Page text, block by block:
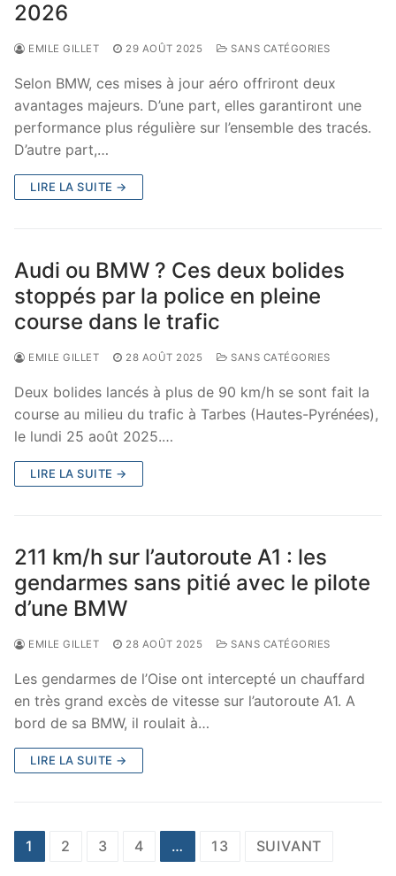
2026
EMILE GILLET 29 AOÛT 2025 SANS CATÉGORIES
Selon BMW, ces mises à jour aéro offriront deux
avantages majeurs. D’une part, elles garantiront une
performance plus régulière sur l’ensemble des tracés.
D’autre part,…
LIRE LA SUITE →
Audi ou BMW ? Ces deux bolides
stoppés par la police en pleine
course dans le trafic
EMILE GILLET 28 AOÛT 2025 SANS CATÉGORIES
Deux bolides lancés à plus de 90 km/h se sont fait la
course au milieu du trafic à Tarbes (Hautes-Pyrénées),
le lundi 25 août 2025.…
LIRE LA SUITE →
211 km/h sur l’autoroute A1 : les
gendarmes sans pitié avec le pilote
d’une BMW
EMILE GILLET 28 AOÛT 2025 SANS CATÉGORIES
Les gendarmes de l’Oise ont intercepté un chauffard
en très grand excès de vitesse sur l’autoroute A1. A
bord de sa BMW, il roulait à…
LIRE LA SUITE →
Pagination
1 2 3 4 … 13 SUIVANT